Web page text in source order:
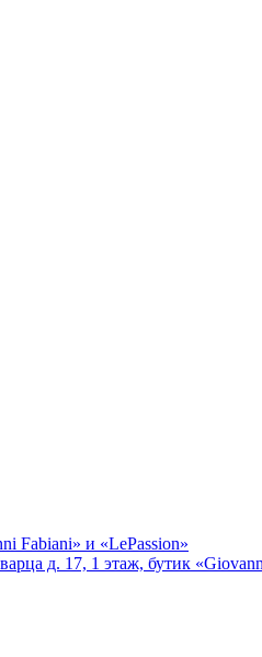
Fabiani» и «LePassion»
д. 17, 1 этаж, бутик